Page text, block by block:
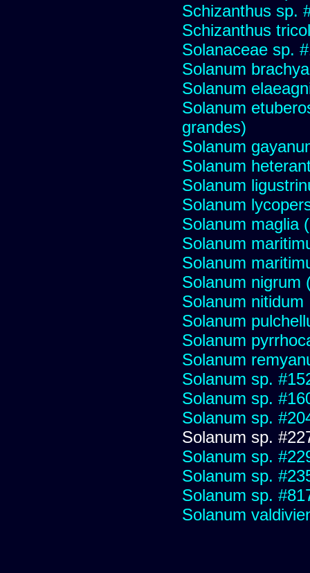
Schizanthus sp.
Schizanthus
Solanaceae sp.
Solanum
Solanum
Solanum
grandes)
Solanum
Solanum
Solanum
Solanum
Solanum maglia
Solanum
Solanum
Solanum nigrum
Solanum nitidum
Solanum
Solanum
Solanum
Solanum sp.
Solanum sp.
Solanum sp.
Solanum sp.
Solanum sp.
Solanum sp.
Solanum sp.
Solanum